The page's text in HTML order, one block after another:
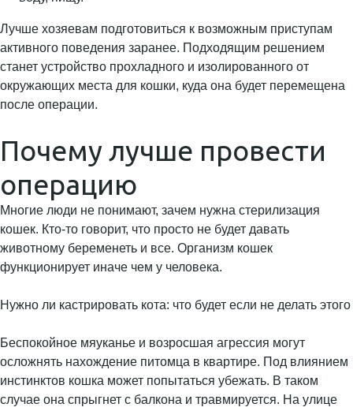
Лучше хозяевам подготовиться к возможным приступам
активного поведения заранее. Подходящим решением
станет устройство прохладного и изолированного от
окружающих места для кошки, куда она будет перемещена
после операции.
Почему лучше провести
операцию
Многие люди не понимают, зачем нужна стерилизация
кошек. Кто-то говорит, что просто не будет давать
животному беременеть и все. Организм кошек
функционирует иначе чем у человека.
Нужно ли кастрировать кота: что будет если не делать этого
Беспокойное мяуканье и возросшая агрессия могут
осложнять нахождение питомца в квартире. Под влиянием
инстинктов кошка может попытаться убежать. В таком
случае она спрыгнет с балкона и травмируется. На улице